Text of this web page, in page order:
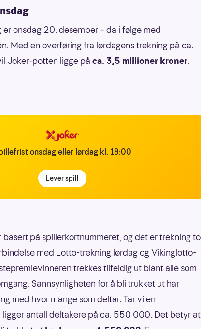
onsdag 20. desember – da i følge med
Med en overføring fra lørdagens trekning på ca.
Joker-potten ligge på ca. 3,5 millioner kroner.
onsdag eller lørdag kl. 18:00
Lever spill
på spillerkortnummeret, og det er trekning to
med Lotto-trekning lørdag og Vikinglotto-
trekkes tilfeldig ut blant alle som
Sannsynligheten for å bli trukket ut har
med hvor mange som deltar. Tar vi en
ligger antall deltakere på ca. 550 000. Det betyr at